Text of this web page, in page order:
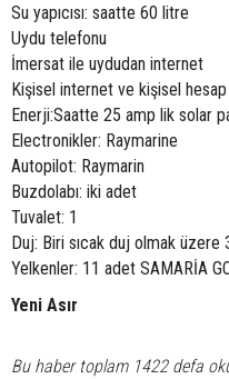
Su yapıcısı: saatte 60 litre
Uydu telefonu
İmersat ile uydudan internet
Kişisel internet ve kişisel hesap
Enerji:Saatte 25 amp lik solar
Electronikler: Raymarine
Autopilot: Raymarin
Buzdolabı: iki adet
Tuvalet: 1
Duj: Biri sıcak duj olmak üzere
Yelkenler: 11 adet SAMARİA
Yeni Asır
Bu haber toplam 1422 defa